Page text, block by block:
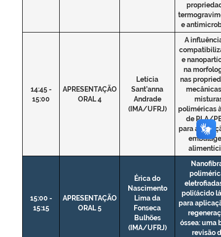
e
14:45 -
15:00
APRESENTAÇÃO
ORAL 4
Letícia
Sant’anna
Andrade
(IMA/UFRJ)
A
e
na
nas
poliméricas
de PLA/
para
15:00 -
15:15
APRESENTAÇÃO
ORAL 5
Érica do
Nascimento
Lima da
Fonseca
Bulhões
(IMA/UFRJ)
poli(ácido
para
óssea: uma
revisão